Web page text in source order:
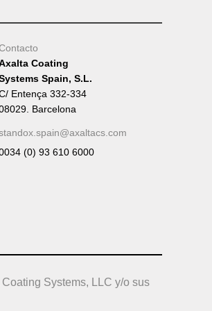
Coating
Spain, S.L.
Entença 332-334
Barcelona
(0) 93 610 6000
Systems, LLC y/o sus